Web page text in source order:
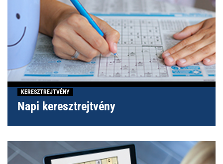
KERESZTREJTVÉNY
Napi keresztrejtvény